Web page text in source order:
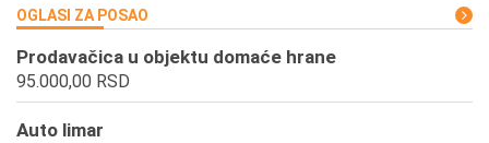
OGLASI ZA POSAO
Prodavačica u objektu domaće hrane
95.000,00 RSD
Auto limar